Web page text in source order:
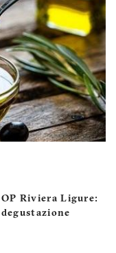
Riviera Ligure: